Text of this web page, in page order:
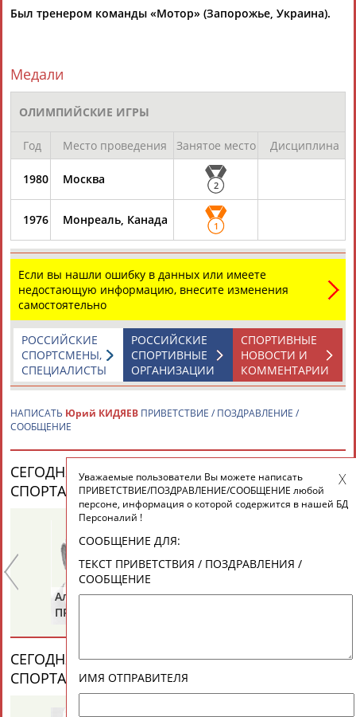
Рамазан
АБДУЛАЕВ
Тагир
АБДУЛАЕВ
Камиль
АБДУЛАЗИЗОВ
Загалав
АБДУЛБЕКОВ
АБДУЛДАУДОВАБДУЛЖАЛИЛОВ
Магомед
АБДУЛКАГИРОВАБДУЛЛАЕВ
24 персон из 13181
ЕЩЁ ПЕРСОНЫ
ТАБЛО АКТИВНОСТИ
ЦЕЛИ ПРОЕКТА
Вопросы сотрудничества и совместной деятельности
© Стадион, 1998-2026
Разработка и поддержка ООО НАИТ «Стадион»
Адресов в новостной рассылке: 996
Подпишись
Был тренером команды «Мотор» (Запорожье, Украина).
Медали
ОЛИМПИЙСКИЕ ИГРЫ
Год Место проведения Занятое место Дисциплина
1980 Москва 2
1976 Монреаль, Канада 1
Если вы нашли ошибку в данных или имеете
недостающую информацию, внесите изменения
самостоятельно
СПОРТИВНЫЕ
НОВОСТИ И
КОММЕНТАРИИ
РОССИЙСКИЕ
СПОРТИВНЫЕ
ОРГАНИЗАЦИИ
РОССИЙСКИЕ
СПОРТСМЕНЫ,
СПЕЦИАЛИСТЫ
НАПИСАТЬ Юрий КИДЯЕВ ПРИВЕТСТВИЕ / ПОЗДРАВЛЕНИЕ /
СООБЩЕНИЕ
СЕГОДНЯ ДЕНЬ РОЖДЕНИЯ У ПЕРСОН ИЗ МИРА
СПОРТА (35 ПЕРСОНАЛИЙ)
ВЕСЬ СПИСОК
Александр
ПРИВАЛОВ
Анатолий
СЕГОДНЯ ДЕНЬ ПАМЯТИ У ПЕРСОН ИЗ МИРА
СПОРТА (4 ПЕРСОНАЛИЙ)
Уважаемые пользователи Вы можете написать
ПРИВЕТСТВИЕ/ПОЗДРАВЛЕНИЕ/СООБЩЕНИЕ любой
персоне, информация о которой содержится в нашей БД
Персоналий !
СООБЩЕНИЕ ДЛЯ:
ТЕКСТ ПРИВЕТСТВИЯ / ПОЗДРАВЛЕНИЯ /
СООБЩЕНИЕ
ИМЯ ОТПРАВИТЕЛЯ